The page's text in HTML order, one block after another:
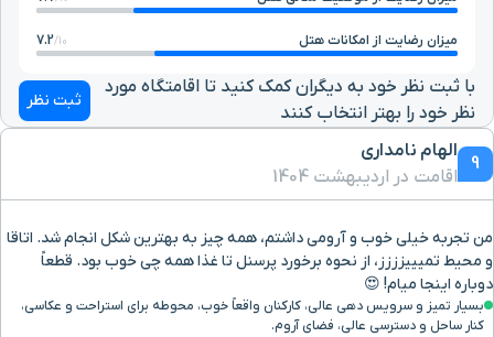
میزان رضایت از امکانات هتل 10/
7.2
با ثبت نظر خود به دیگران کمک کنید تا اقامتگاه مورد
نظر خود را بهتر انتخاب کنند
ثبت نظر
9
الهام نامداری
اقامت در اردیبهشت 1404
من تجربه خیلی خوب و آرومی داشتم، همه چیز به بهترین شکل انجام شد. اتاقا
و محیط تمیییزززز، از نحوه برخورد پرسنل تا غذا همه چی خوب بود. قطعاً
دوباره اینجا میام! 😍
بسیار تمیز و سرویس دهی عالی، کارکنان واقعاً خوب، محوطه برای استراحت و عکاسی،
کنار ساحل و دسترسی عالی، فضای آروم.